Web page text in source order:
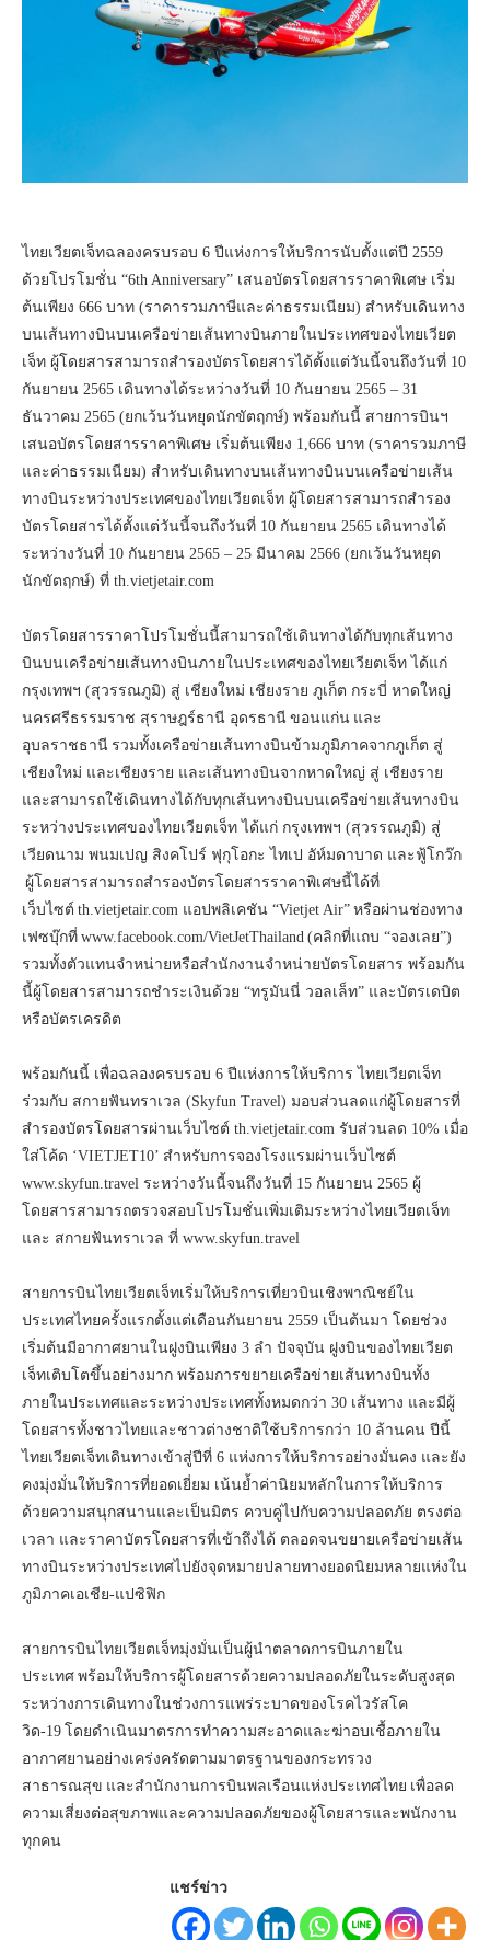
ไทยเวียตเจ็ทฉลองครบรอบ 6 ปีแห่งการให้บริการนับตั้งแต่ปี 2559
ด้วยโปรโมชั่น “6th Anniversary” เสนอบัตรโดยสารราคาพิเศษ เริ่ม
ต้นเพียง 666 บาท (ราคารวมภาษีและค่าธรรมเนียม) สำหรับเดินทาง
บนเส้นทางบินบนเครือข่ายเส้นทางบินภายในประเทศของไทยเวียต
เจ็ท ผู้โดยสารสามารถสำรองบัตรโดยสารได้ตั้งแต่วันนี้จนถึงวันที่ 10
กันยายน 2565 เดินทางได้ระหว่างวันที่ 10 กันยายน 2565 – 31
ธันวาคม 2565 (ยกเว้นวันหยุดนักขัตฤกษ์) พร้อมกันนี้ สายการบินฯ
เสนอบัตรโดยสารราคาพิเศษ เริ่มต้นเพียง 1,666 บาท (ราคารวมภาษี
และค่าธรรมเนียม) สำหรับเดินทางบนเส้นทางบินบนเครือข่ายเส้น
ทางบินระหว่างประเทศของไทยเวียตเจ็ท ผู้โดยสารสามารถสำรอง
บัตรโดยสารได้ตั้งแต่วันนี้จนถึงวันที่ 10 กันยายน 2565 เดินทางได้
ระหว่างวันที่ 10 กันยายน 2565 – 25 มีนาคม 2566 (ยกเว้นวันหยุด
นักขัตฤกษ์) ที่ th.vietjetair.com
บัตรโดยสารราคาโปรโมชั่นนี้สามารถใช้เดินทางได้กับทุกเส้นทาง
บินบนเครือข่ายเส้นทางบินภายในประเทศของไทยเวียตเจ็ท ได้แก่
กรุงเทพฯ (สุวรรณภูมิ) สู่ เชียงใหม่ เชียงราย ภูเก็ต กระบี่ หาดใหญ่
นครศรีธรรมราช สุราษฎร์ธานี อุดรธานี ขอนแก่น และ
อุบลราชธานี รวมทั้งเครือข่ายเส้นทางบินข้ามภูมิภาคจากภูเก็ต สู่
เชียงใหม่ และเชียงราย และเส้นทางบินจากหาดใหญ่ สู่ เชียงราย
และสามารถใช้เดินทางได้กับทุกเส้นทางบินบนเครือข่ายเส้นทางบิน
ระหว่างประเทศของไทยเวียตเจ็ท ได้แก่ กรุงเทพฯ (สุวรรณภูมิ) สู่
เวียดนาม พนมเปญ สิงคโปร์ ฟุกุโอกะ ไทเป อัห์มดาบาด และฟู้โกว๊ก
ผู้โดยสารสามารถสำรองบัตรโดยสารราคาพิเศษนี้ได้ที่
เว็บไซต์ th.vietjetair.com แอปพลิเคชัน “Vietjet Air” หรือผ่านช่องทาง
เฟซบุ๊กที่ www.facebook.com/VietJetThailand (คลิกที่แถบ “จองเลย”)
รวมทั้งตัวแทนจำหน่ายหรือสำนักงานจำหน่ายบัตรโดยสาร พร้อมกัน
นี้ผู้โดยสารสามารถชำระเงินด้วย “ทรูมันนี่ วอลเล็ท” และบัตรเดบิต
หรือบัตรเครดิต
พร้อมกันนี้ เพื่อฉลองครบรอบ 6 ปีแห่งการให้บริการ ไทยเวียตเจ็ท
ร่วมกับ สกายฟันทราเวล (Skyfun Travel) มอบส่วนลดแก่ผู้โดยสารที่
สำรองบัตรโดยสารผ่านเว็บไซต์ th.vietjetair.com รับส่วนลด 10% เมื่อ
ใส่โค้ด ‘VIETJET10’ สำหรับการจองโรงแรมผ่านเว็บไซต์
www.skyfun.travel ระหว่างวันนี้จนถึงวันที่ 15 กันยายน 2565 ผู้
โดยสารสามารถตรวจสอบโปรโมชั่นเพิ่มเติมระหว่างไทยเวียตเจ็ท
และ สกายฟันทราเวล ที่ www.skyfun.travel
สายการบินไทยเวียตเจ็ทเริ่มให้บริการเที่ยวบินเชิงพาณิชย์ใน
ประเทศไทยครั้งแรกตั้งแต่เดือนกันยายน 2559 เป็นต้นมา โดยช่วง
เริ่มต้นมีอากาศยานในฝูงบินเพียง 3 ลำ ปัจจุบัน ฝูงบินของไทยเวียต
เจ็ทเติบโตขึ้นอย่างมาก พร้อมการขยายเครือข่ายเส้นทางบินทั้ง
ภายในประเทศและระหว่างประเทศทั้งหมดกว่า 30 เส้นทาง และมีผู้
โดยสารทั้งชาวไทยและชาวต่างชาติใช้บริการกว่า 10 ล้านคน ปีนี้
ไทยเวียตเจ็ทเดินทางเข้าสู่ปีที่ 6 แห่งการให้บริการอย่างมั่นคง และยัง
คงมุ่งมั่นให้บริการที่ยอดเยี่ยม เน้นย้ำค่านิยมหลักในการให้บริการ
ด้วยความสนุกสนานและเป็นมิตร ควบคู่ไปกับความปลอดภัย ตรงต่อ
เวลา และราคาบัตรโดยสารที่เข้าถึงได้ ตลอดจนขยายเครือข่ายเส้น
ทางบินระหว่างประเทศไปยังจุดหมายปลายทางยอดนิยมหลายแห่งใน
ภูมิภาคเอเชีย-แปซิฟิก
สายการบินไทยเวียตเจ็ทมุ่งมั่นเป็นผู้นำตลาดการบินภายใน
ประเทศ พร้อมให้บริการผู้โดยสารด้วยความปลอดภัยในระดับสูงสุด
ระหว่างการเดินทางในช่วงการแพร่ระบาดของโรคไวรัสโค
วิด-19 โดยดำเนินมาตรการทำความสะอาดและฆ่าอบเชื้อภายใน
อากาศยานอย่างเคร่งครัดตามมาตรฐานของกระทรวง
สาธารณสุข และสำนักงานการบินพลเรือนแห่งประเทศไทย เพื่อลด
ความเสี่ยงต่อสุขภาพและความปลอดภัยของผู้โดยสารและพนักงาน
ทุกคน
แชร์ข่าว